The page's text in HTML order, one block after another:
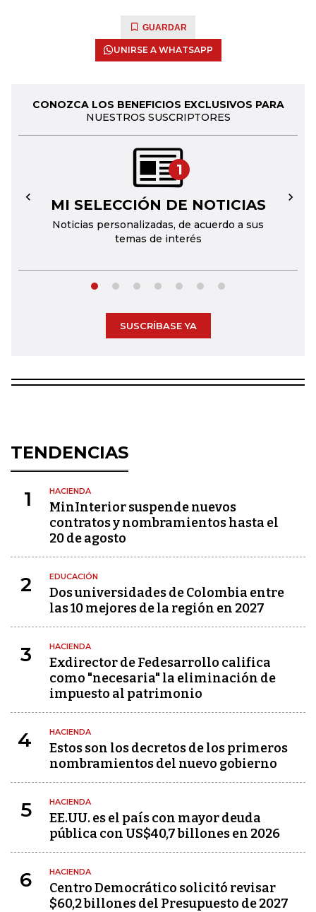
GUARDAR
UNIRSE A WHATSAPP
CONOZCA LOS BENEFICIOS EXCLUSIVOS PARA
NUESTROS SUSCRIPTORES
1
MI SELECCIÓN DE NOTICIAS
Noticias personalizadas, de acuerdo a sus
temas de interés
← →
SUSCRÍBASE YA
TENDENCIAS
1 HACIENDA
MinInterior suspende nuevos
contratos y nombramientos hasta el
20 de agosto
2 EDUCACIÓN
Dos universidades de Colombia entre
las 10 mejores de la región en 2027
3 HACIENDA
Exdirector de Fedesarrollo califica
como "necesaria" la eliminación de
impuesto al patrimonio
4 HACIENDA
Estos son los decretos de los primeros
nombramientos del nuevo gobierno
5 HACIENDA
EE.UU. es el país con mayor deuda
pública con US$40,7 billones en 2026
6 HACIENDA
Centro Democrático solicitó revisar
$60,2 billones del Presupuesto de 2027